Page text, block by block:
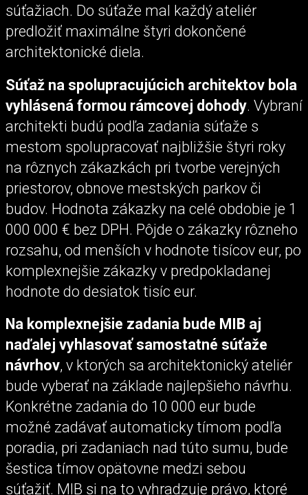
súťažiach. Do súťaže mal každý ateliér
predložiť maximálne štyri dokončené
architektonické diela.
Súťaž na spolupracujúcich architektov bola
vyhlásená formou rámcovej dohody. Vybraní
architekti budú podľa zadania súťaže s
mestom spolupracovať najbližšie štyri roky
na rôznych zákazkách pri tvorbe verejných
priestorov, obnove mestských parkov či
budov. Hodnota zákazky na celé obdobie je 1
000 000 € bez DPH. Pôjde o zákazky rôzneho
rozsahu, od menších v hodnote tisícov eur, po
komplexnejšie zákazky v predpokladanej
hodnote do desiatok tisíc eur.
Na komplexnejšie zadania bude MIB aj
naďalej vyhlasovať samostatné súťaže
návrhov, v ktorých sa architektonický ateliér
bude vyberať na základe najlepšieho návrhu.
Konkrétne zadania do 10 000 eur bude
možné zadávať automaticky tímom podľa
poradia, pri zadaniach nad túto sumu, bude
šestica tímov opätovne medzi sebou
súťažiť. MIB si na to vyhradzuje právo, ktoré